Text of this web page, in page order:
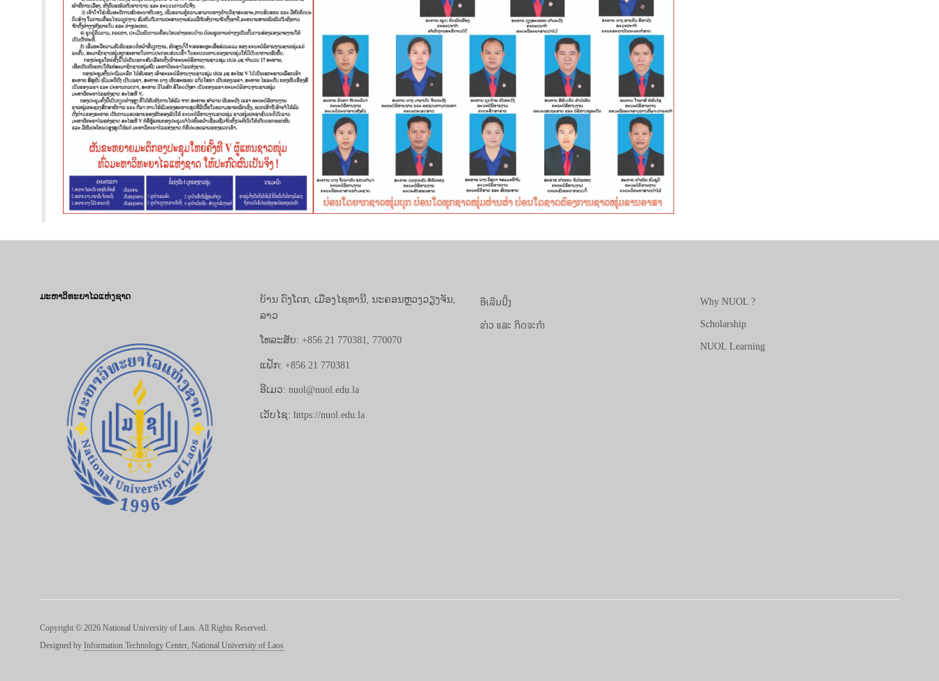
ມະຫາວິທະຍາໄລແຫ່ງຊາດ
ບ້ານ ດົງໂດກ, ເມືອງໄຊທານີ, ນະຄອນຫຼວງວຽງຈັນ,
ລາວ
ໂທລະສັບ: +856 21 770381, 770070
ແຟັກ: +856 21 770381
ອີເມວ: nuol@nuol.edu.la
ເວັບໄຊ: https://nuol.edu.la
ອີເລີນນີ້ງ
ຂ່າວ ແລະ ກິດຈະກຳ
Why NUOL ?
Scholarship
NUOL Learning
Copyright © 2026 National University of Laos. All Rights Reserved.
Designed by Information Technology Center, National University of Laos